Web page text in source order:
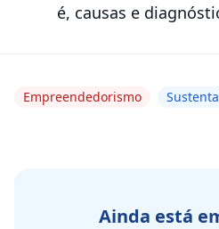
é, causas e
Empreendedorismo
Ainda está